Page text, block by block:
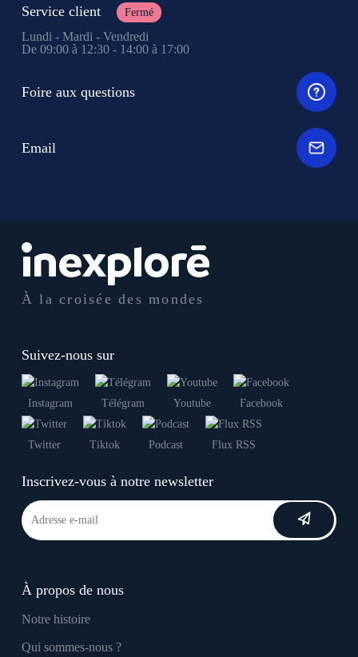
À la croisée des mondes
Suivez-nous sur
Instagram Télégram Youtube Facebook
Twitter Tiktok Podcast Flux RSS
Inscrivez-vous à notre newsletter
À propos de nous
Notre histoire
Qui sommes-nous ?
Service client Fermé
Lundi - Mardi - Vendredi
De 09:00 à 12:30 - 14:00 à 17:00
Foire aux questions
Email